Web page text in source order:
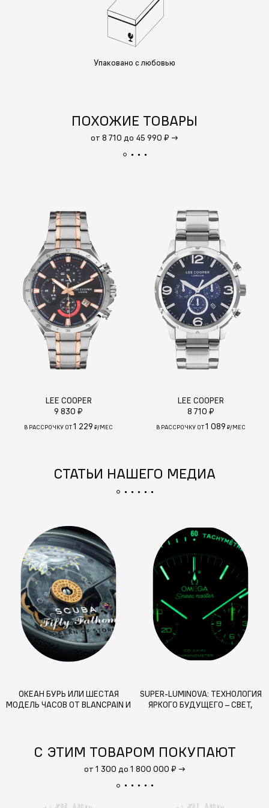
Упаковано с любовью
ПОХОЖИЕ ТОВАРЫ
от 8 710 до 45 990 ₽ →
LEE COOPER
9 830 ₽
В РАССРОЧКУ ОТ1 229 ₽/МЕС
LEE COOPER
8 710 ₽
В РАССРОЧКУ ОТ1 089 ₽/МЕС
СТАТЬИ НАШЕГО МЕДИА
ОКЕАН БУРЬ ИЛИ ШЕСТАЯ
МОДЕЛЬ ЧАСОВ ОТ BLANCPAIN И
SUPER-LUMINOVA: ТЕХНОЛОГИЯ
ЯРКОГО БУДУЩЕГО – СВЕТ,
С ЭТИМ ТОВАРОМ ПОКУПАЮТ
от 1 300 до 1 800 000 ₽ →
К
А
5
0
% К
А
1
5
%